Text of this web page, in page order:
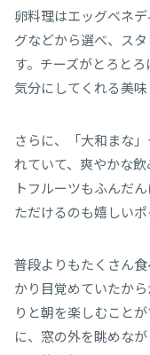
卵料理はエッグベネ
グなどから選べ、ス
す。チーズがとろと
気分にしてくれる美味
さらに、「大和まな
れていて、爽やかな
トフルーツもふんだ
ただけるのも嬉しいポ
普段よりもたくさん
かり目覚めていたか
りと朝を楽しむこと
に、窓の外を眺めな